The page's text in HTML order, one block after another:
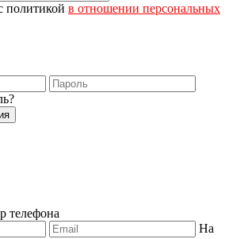
политикой в отношении персональных
телефона
На